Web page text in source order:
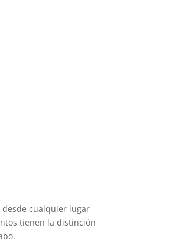
desde cualquier lugar
tienen la distinción